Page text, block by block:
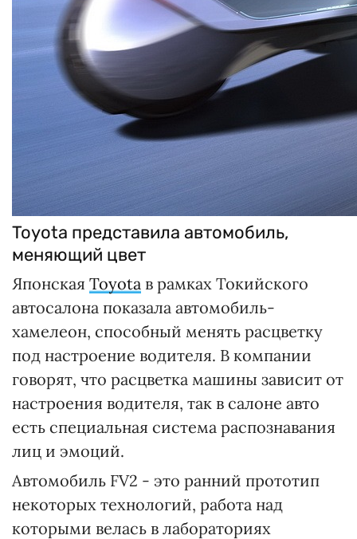
Toyota представила автомобиль,
меняющий цвет
Японская Toyota в рамках Токийского
автосалона показала автомобиль-
хамелеон, способный менять расцветку
под настроение водителя. В компании
говорят, что расцветка машины зависит от
настроения водителя, так в салоне авто
есть специальная система распознавания
лиц и эмоций.
Автомобиль FV2 - это ранний прототип
некоторых технологий, работа над
которыми велась в лабораториях